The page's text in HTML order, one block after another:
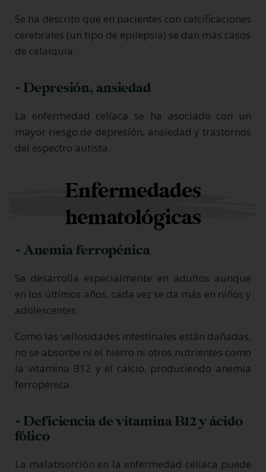
Se ha descrito que en pacientes con calcificaciones
cerebrales (un tipo de epilepsia) se dan más casos
de celaiquía.
- Depresión, ansiedad
La enfermedad celíaca se ha asociado con un
mayor riesgo de depresión, ansiedad y trastornos
del espectro autista.
Enfermedades
hematológicas
- Anemia ferropénica
Se desarrolla especialmente en adultos aunque
en los últimos años, cada vez se da más en niños y
adolescentes.
Como las vellosidades intestinales están dañadas,
no se absorbe ni el hierro ni otros nutrientes como
la vitamina B12 y el calcio, produciendo anemia
ferropénica.
- Deficiencia de vitamina B12 y ácido
fólico
La malabsorción en la enfermedad celíaca puede